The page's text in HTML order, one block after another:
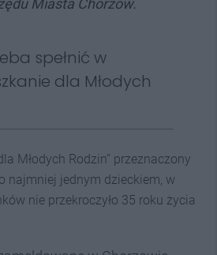
Miasta Chorzów.
spełnić w
dla Młodych
Młodych Rodzin” przeznaczony
najmniej jednym dzieckiem, w
nie przekroczyło 35 roku życia